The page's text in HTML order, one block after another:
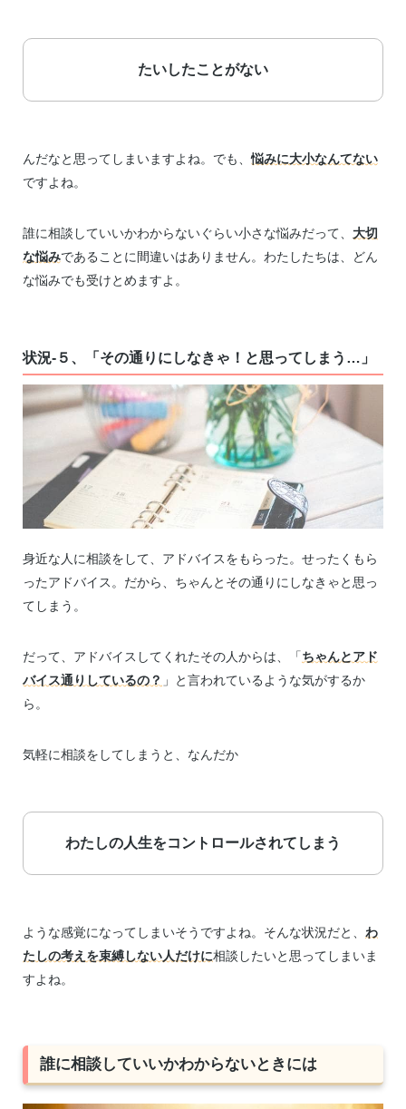
たいしたことがない
んだなと思ってしまいますよね。でも、悩みに大小なんてない
ですよね。
誰に相談していいかわからないぐらい小さな悩みだって、 大切
な悩みであることに間違いはありません。わたしたちは、どん
な悩みでも受けとめますよ。
状況-５、「その通りにしなきゃ！と思ってしまう…」
身近な人に相談をして、アドバイスをもらった。せったくもら
ったアドバイス。だから、ちゃんとその通りにしなきゃと思っ
てしまう。
だって、アドバイスしてくれたその人からは、「ちゃんとアド
バイス通りしているの？ 」と言われているような気がするか
ら。
気軽に相談をしてしまうと、なんだか
わたしの人生をコントロールされてしまう
ような感覚になってしまいそうですよね。そんな状況だと、 わ
たしの考えを束縛しない人だけに相談したいと思ってしまいま
すよね。
誰に相談していいかわからないときには